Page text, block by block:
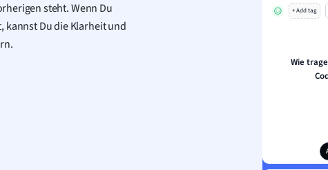
steht. Wenn Du
kannst Du die Klarheit und
+ Add tag
Wie